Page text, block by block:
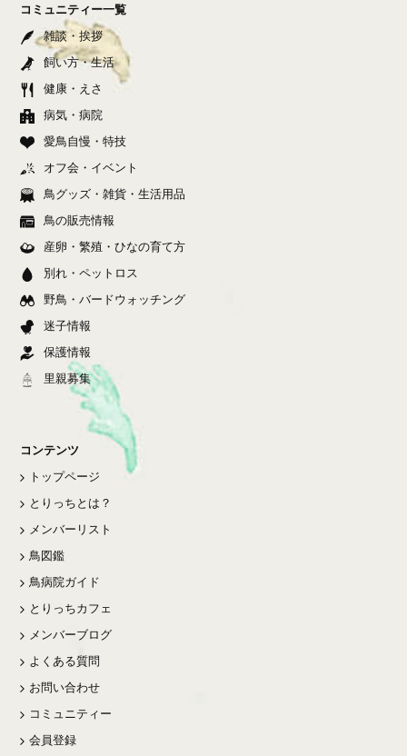
コミュニティー一覧
雑談・挨拶
飼い方・生活
健康・えさ
病気・病院
愛鳥自慢・特技
オフ会・イベント
鳥グッズ・雑貨・生活用品
鳥の販売情報
産卵・繁殖・ひなの育て方
別れ・ペットロス
野鳥・バードウォッチング
迷子情報
保護情報
里親募集
コンテンツ
トップページ
とりっちとは？
メンバーリスト
鳥図鑑
鳥病院ガイド
とりっちカフェ
メンバーブログ
よくある質問
お問い合わせ
コミュニティー
会員登録